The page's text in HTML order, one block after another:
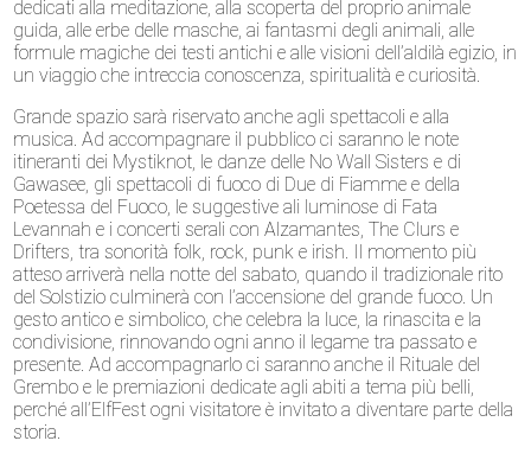
dedicati alla meditazione, alla scoperta del proprio animale
guida, alle erbe delle masche, ai fantasmi degli animali, alle
formule magiche dei testi antichi e alle visioni dell’aldilà egizio, in
un viaggio che intreccia conoscenza, spiritualità e curiosità.
Grande spazio sarà riservato anche agli spettacoli e alla
musica. Ad accompagnare il pubblico ci saranno le note
itineranti dei Mystiknot, le danze delle No Wall Sisters e di
Gawasee, gli spettacoli di fuoco di Due di Fiamme e della
Poetessa del Fuoco, le suggestive ali luminose di Fata
Levannah e i concerti serali con Alzamantes, The Clurs e
Drifters, tra sonorità folk, rock, punk e irish. Il momento più
atteso arriverà nella notte del sabato, quando il tradizionale rito
del Solstizio culminerà con l’accensione del grande fuoco. Un
gesto antico e simbolico, che celebra la luce, la rinascita e la
condivisione, rinnovando ogni anno il legame tra passato e
presente. Ad accompagnarlo ci saranno anche il Rituale del
Grembo e le premiazioni dedicate agli abiti a tema più belli,
perché all’ElfFest ogni visitatore è invitato a diventare parte della
storia.